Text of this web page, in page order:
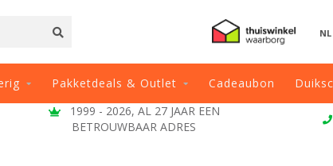
NL
Pakketdeals & Outlet Cadeaubon
1999 - 2026, AL 27 JAAR EEN
BETROUWBAAR ADRES